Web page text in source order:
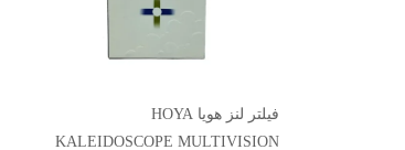
فیلتر لنز هویا HOYA
KALEIDOSCOPE MULTIVISION